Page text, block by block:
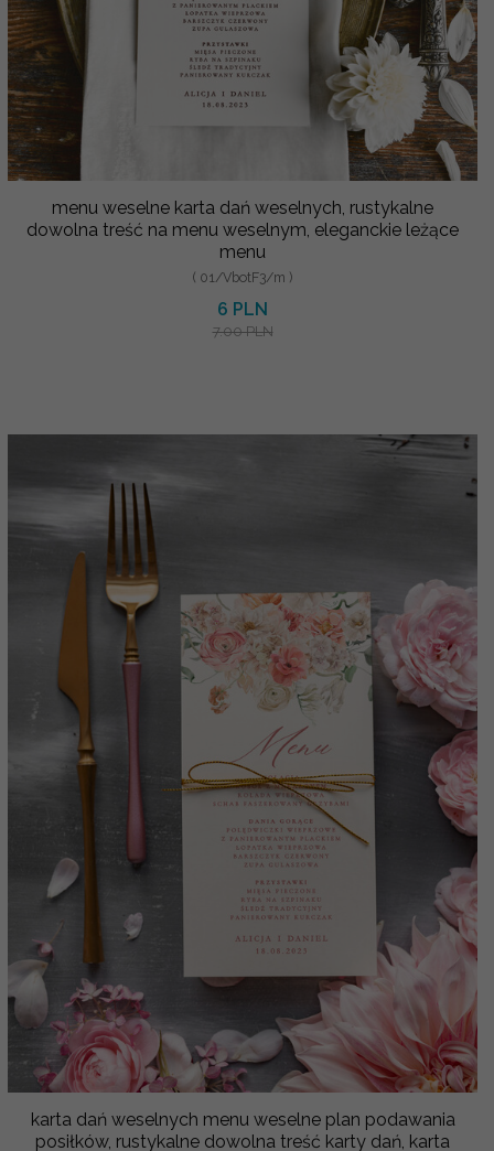
menu weselne karta dań weselnych, rustykalne
dowolna treść na menu weselnym, eleganckie leżące
menu
( 01/VbotF3/m )
6 PLN
7.00 PLN
karta dań weselnych menu weselne plan podawania
posiłków, rustykalne dowolna treść karty dań, karta